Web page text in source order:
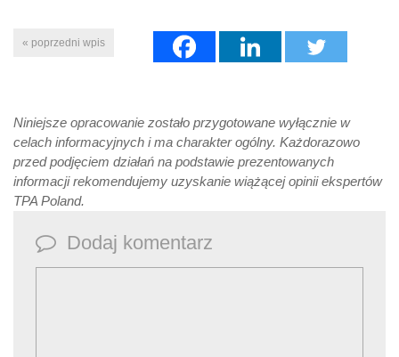
« poprzedni wpis
Niniejsze opracowanie zostało przygotowane wyłącznie w
celach informacyjnych i ma charakter ogólny. Każdorazowo
przed podjęciem działań na podstawie prezentowanych
informacji rekomendujemy uzyskanie wiążącej opinii ekspertów
TPA Poland.
Dodaj komentarz